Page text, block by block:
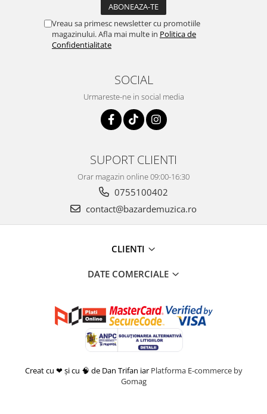
Vreau sa primesc newsletter cu promotiile
magazinului. Afla mai multe in Politica de
Confidentialitate
SOCIAL
Urmareste-ne in social media
SUPORT CLIENTI
Orar magazin online 09:00-16:30
0755100402
contact@bazardemuzica.ro
CLIENTI
DATE COMERCIALE
Creat cu ❤ și cu 🧠 de Dan Trifan iar Platforma E-commerce by
Gomag